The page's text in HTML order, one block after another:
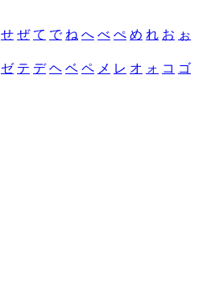
せ ぜ て で ね へ べ ぺ め れ お ぉ
ゼ テ デ ヘ ベ ペ メ レ オ ォ コ ゴ